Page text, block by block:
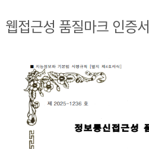
웹접근성 품질마크 인증서